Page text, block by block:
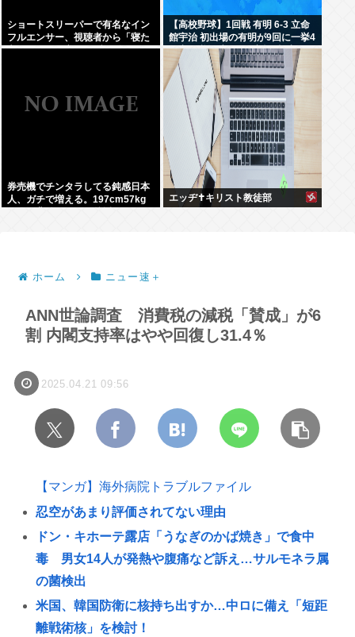
ショートスリーパーで有名なイン
フルエンサー、視聴者から「寝た
方がいい」と言われブチギレ
【高校野球】1回戦 有明 6-3 立命
館宇治 初出場の有明が9回に一挙4
得点で逆転 永田が2安打5打点
券売機でチンタラしてる鈍感日本
人、ガチで増える。197cm57kg
エッヂ✝️キリスト教徒部
ホーム ニュー速＋
ANN世論調査 消費税の減税「賛成」が6
割 内閣支持率はやや回復し31.4％
2025.04.21 09:56
【マンガ】海外病院トラブルファイル
忍空があまり評価されてない理由
ドン・キホーテ露店「うなぎのかば焼き」で食中
毒 男女14人が発熱や腹痛など訴え…サルモネラ属
の菌検出
米国、韓国防衛に核持ち出すか…中ロに備え「短距
離戦術核」を検討！